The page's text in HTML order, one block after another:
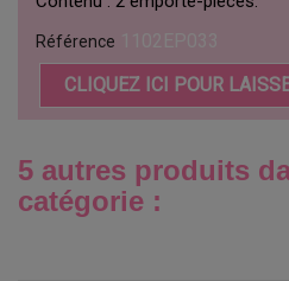
Référence
CLIQUEZ ICI POUR
5 autres produits
catégorie :